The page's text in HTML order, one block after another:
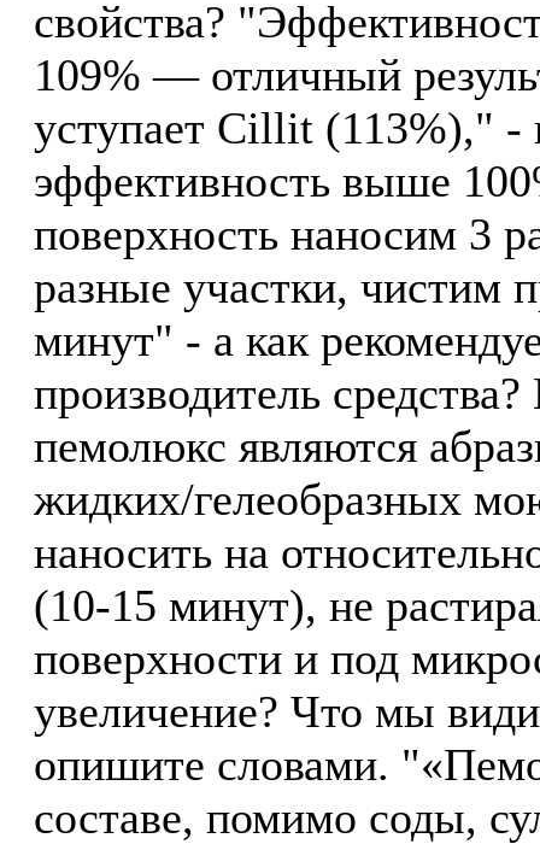
свойства?
109% — отличный
уступает Cillit (113%)," -
эффективность выше
поверхность наносим 3
разные участки, чистим
минут" - а как
производитель
пемолюкс являются
жидких/гелеобразных
наносить на
(10-15 минут), не
поверхности и под
увеличение? Что мы
опишите словами.
составе, помимо соды,